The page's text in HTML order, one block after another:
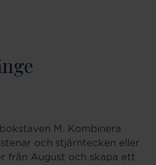
M. Kombinera
och stjärntecken eller
från August och skapa ett